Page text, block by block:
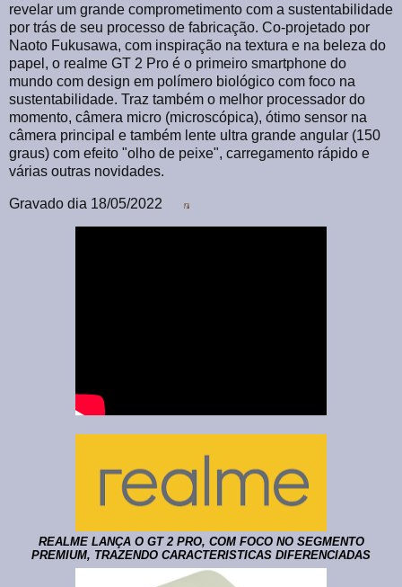
revelar um grande comprometimento com a sustentabilidade
por trás de seu processo de fabricação. Co-projetado por
Naoto Fukusawa, com inspiração na textura e na beleza do
papel, o realme GT 2 Pro é o primeiro smartphone do
mundo com design em polímero biológico com foco na
sustentabilidade. Traz também o melhor processador do
momento, câmera micro (microscópica), ótimo sensor na
câmera principal e também lente ultra grande angular (150
graus) com efeito "olho de peixe", carregamento rápido e
várias outras novidades.
Gravado dia 18/05/2022
REALME LANÇA O GT 2 PRO, COM FOCO NO SEGMENTO
PREMIUM, TRAZENDO CARACTERISTICAS DIFERENCIADAS